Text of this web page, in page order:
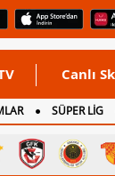
Canlı
SÜPER LİG